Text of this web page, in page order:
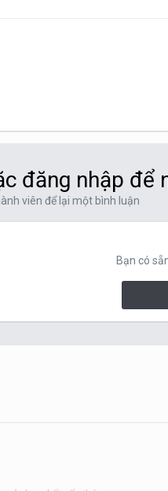
đăng nhập để
viên để lại một bình luận
Bạn có